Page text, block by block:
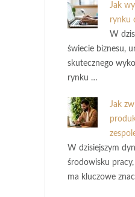
Jak
rynku
W
świecie biznesu,
skutecznego
rynku …
Jak
W dzisiejszym
środowisku
ma kluczowe